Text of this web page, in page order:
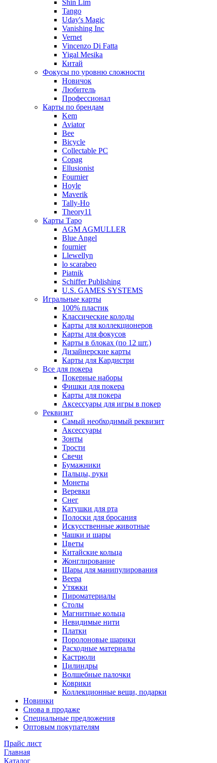
Shin Lim
Tango
Uday's Magic
Vanishing Inc
Vernet
Vincenzo Di Fatta
Yigal Mesika
Китай
Фокусы по уровню сложности
Новичок
Любитель
Профессионал
Карты по брендам
Kem
Aviator
Bee
Bicycle
Collectable PC
Copag
Ellusionist
Fournier
Hoyle
Maverik
Tally-Ho
Theory11
Карты Таро
AGM AGMULLER
Blue Angel
fournier
Llewellyn
lo scarabeo
Piatnik
Schiffer Publishing
U.S. GAMES SYSTEMS
Игральные карты
100% пластик
Классические колоды
Карты для коллекционеров
Карты для фокусов
Карты в блоках (по 12 шт.)
Дизайнерские карты
Карты для Кардистри
Все для покера
Покерные наборы
Фишки для покера
Карты для покера
Аксессуары для игры в покер
Реквизит
Самый необходимый реквизит
Аксессуары
Зонты
Трости
Свечи
Бумажники
Пальцы, руки
Монеты
Веревки
Снег
Катушки для рта
Полоски для бросания
Искусственные животные
Чашки и шары
Цветы
Китайские кольца
Жонглирование
Шары для манипулирования
Веера
Утяжки
Пироматериалы
Столы
Магнитные кольца
Невидимые нити
Платки
Поролоновые шарики
Расходные материалы
Кастрюли
Цилиндры
Волшебные палочки
Коврики
Коллекционные вещи, подарки
Новинки
Снова в продаже
Специальные предложения
Оптовым покупателям
Прайс лист
Главная
Каталог